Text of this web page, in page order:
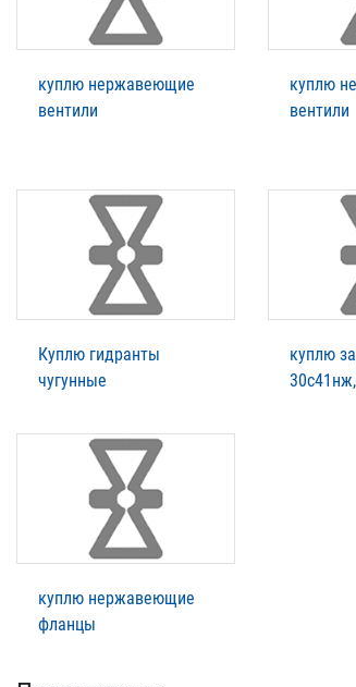
куплю нержавеющие
вентили
куплю
вентили
Куплю гидранты
чугунные
куплю
куплю нержавеющие
фланцы